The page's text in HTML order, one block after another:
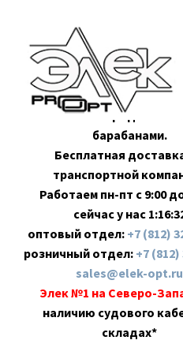
навигации
содержимому
Оптовая продажа
барабанами.
Бесплатная
транспортной
Работаем пн-пт с 9:00
сейчас у нас
оптовый отдел: +7 (812)
розничный отдел: +7
sales@elek-opt.ru
Элек №1 на Северо-
наличию судового
складах*